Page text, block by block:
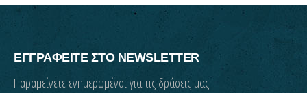
ΕΓΓΡΑΦΕΙΤΕ ΣΤΟ NEWSLETTER
Παραμείνετε ενημερωμένοι για τις δράσεις μας